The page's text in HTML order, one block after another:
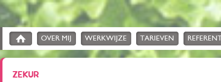
OVER MIJ WERKWIJZE TARIEVEN
ZEKUR